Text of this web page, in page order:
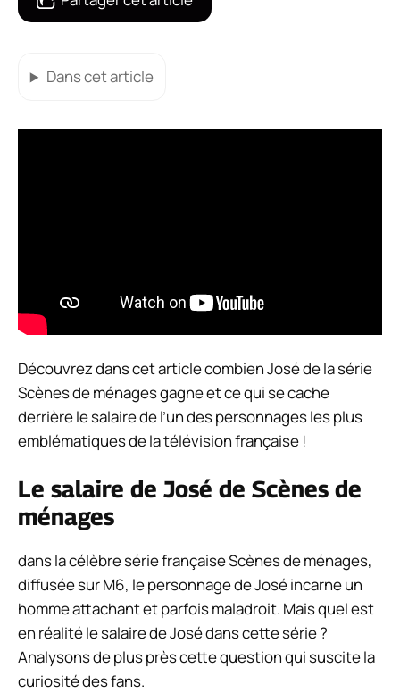
Dans cet article
Découvrez dans cet article combien José de la série
Scènes de ménages gagne et ce qui se cache
derrière le salaire de l’un des personnages les plus
emblématiques de la télévision française !
Le salaire de José de Scènes de
ménages
dans la célèbre série française Scènes de ménages,
diffusée sur M6, le personnage de José incarne un
homme attachant et parfois maladroit. Mais quel est
en réalité le salaire de José dans cette série ?
Analysons de plus près cette question qui suscite la
curiosité des fans.